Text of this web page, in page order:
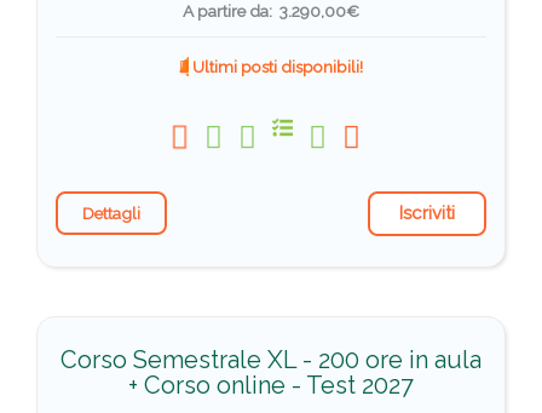
A partire da: 3.290,00€
Ultimi posti disponibili!
Dettagli Iscriviti
Corso Semestrale XL - 200 ore in aula
+ Corso online - Test 2027